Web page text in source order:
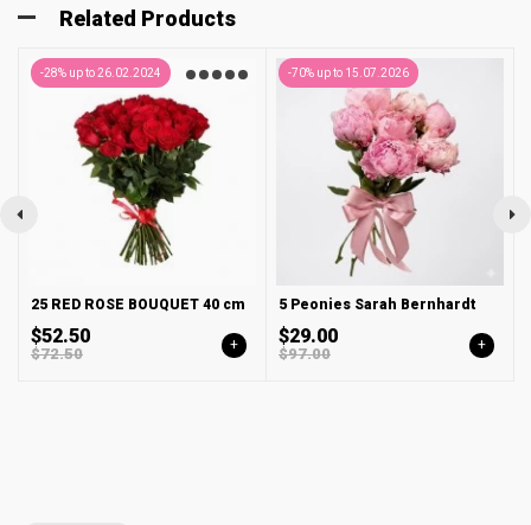
Related Products
-28% up to 26.02.2024
25 RED ROSE BOUQUET 40 cm
$52.50
$72.50 +
-70% up to 15.07.2026
5 Peonies Sarah Bernhardt
$29.00
$97.00 +